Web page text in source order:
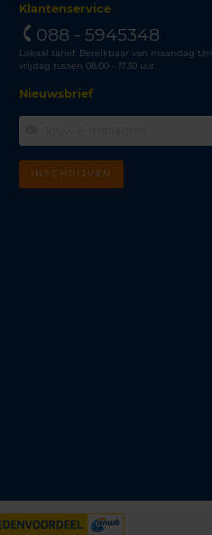
Klantenservice
088 - 5945348
Lokaal tarief. Bereikbaar van maandag t/m
vrijdag tussen 08.00 - 17.30 uur.
Nieuwsbrief
INSCHRIJVEN